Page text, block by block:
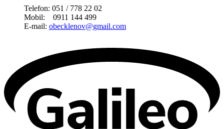
Telefon: 051 / 778 22 02
Mobil: 0911 144 499
E-mail: obecklenov@gmail.com